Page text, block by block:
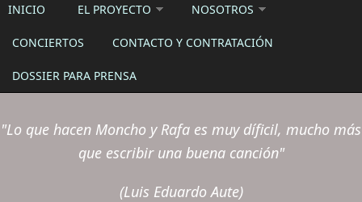
INICIO EL PROYECTO NOSOTROS
CONCIERTOS CONTACTO Y CONTRATACIÓN
DOSSIER PARA PRENSA
"Lo que hacen Moncho y Rafa es muy díficil, mucho más
que escribir una buena canción"
(Luis Eduardo Aute)